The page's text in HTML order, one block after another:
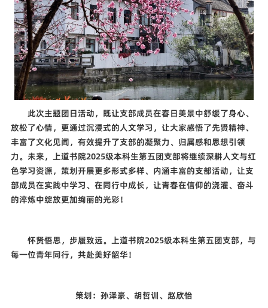
此次主题团日活动，既让支部成员在春日美景中舒缓了身心、
放松了心情，更通过沉浸式的人文学习，让大家感悟了先贤精神、
丰富了文化见闻，有效提升了支部的凝聚力、归属感和思想引领
力。未来，上道书院2025级本科生第五团支部将继续深耕人文与红
色学习资源，策划开展更多形式多样、内涵丰富的支部活动，让支
部成员在实践中学习、在同行中成长，让青春在信仰的浇灌、奋斗
的淬炼中绽放更加绚丽的光彩！
怀贤悟思，步履致远。上道书院2025级本科生第五团支部，与
每一位青年同行，共赴美好韶华！
策划：孙泽豪、胡哲训、赵欣怡